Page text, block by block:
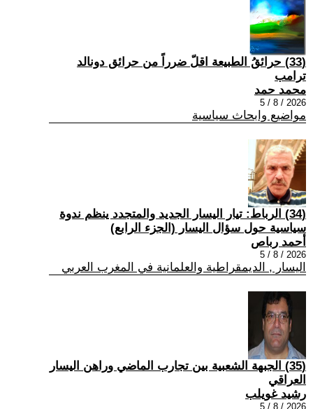
(33) حرائقُ الطبيعة اقلّ ضرراً من حرائق دونالد
ترامب
محمد حمد
2026 / 8 / 5
مواضيع وابحاث سياسية
(34) الرباط: تيار اليسار الجديد والمتجدد ينظم ندوة
سياسية حول سؤال اليسار (الجزء الرابع)
أحمد رباص
2026 / 8 / 5
اليسار , الديمقراطية والعلمانية في المغرب العربي
(35) الجبهة الشعبية بين تجارب الماضي وراهن اليسار
العراقي
رشيد غويلب
2026 / 8 / 5